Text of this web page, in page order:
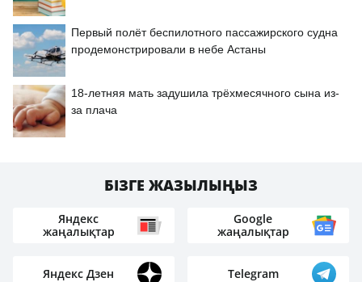
Первый полёт беспилотного пассажирского судна
продемонстрировали в небе Астаны
18-летняя мать задушила трёхмесячного сына из-
за плача
БІЗГЕ ЖАЗЫЛЫҢЫЗ
Яндекс
жаңалықтар
Google
жаңалықтар
Яндекс Дзен Telegram